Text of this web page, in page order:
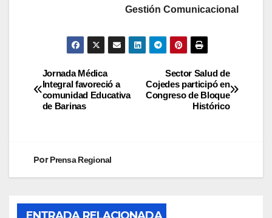
Gestión Comunicacional
Sector Salud de
Cojedes participó en
Congreso de Bloque
Histórico
Jornada Médica
Integral favoreció a
comunidad Educativa
de Barinas
PorPrensa Regional